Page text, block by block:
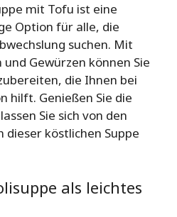
mit Tofu ist eine
Option für alle, die
suchen. Mit
Gewürzen können Sie
die Ihnen bei
hilft. Genießen Sie die
Sie sich von den
köstlichen Suppe
als leichtes